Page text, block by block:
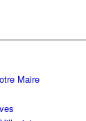
Maire